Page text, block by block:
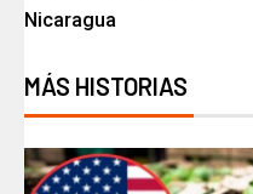
Nicaragua
MÁS HISTORIAS